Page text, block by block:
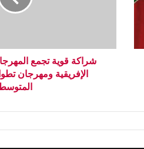
شراكة قوية تجمع
الإفريقية ومهرجان